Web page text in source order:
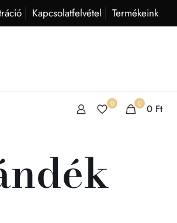
Kapcsolatfelvétel Termékeink
0 0 0 Ft